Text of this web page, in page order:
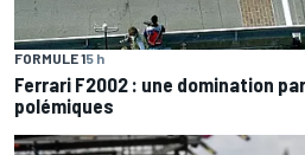
FORMULE 15 h
Ferrari F2002 : une domination
polémiques